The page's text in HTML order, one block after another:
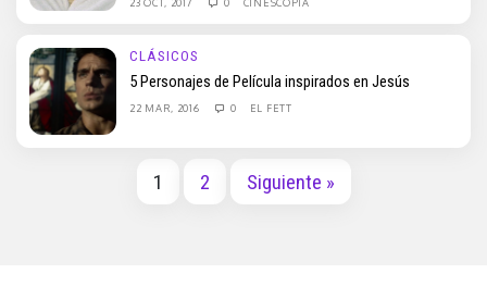
CLÁSICOS
5 Personajes de Película inspirados en Jesús
22 MAR, 2016 0 EL FETT
1 2 Siguiente »